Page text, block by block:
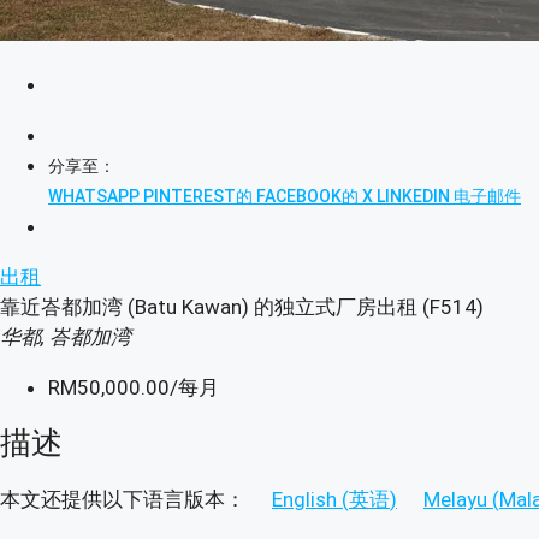
分享至：
WHATSAPP PINTEREST的 FACEBOOK的 X LINKEDIN 电子邮件
出租
靠近峇都加湾 (Batu Kawan) 的独立式厂房出租 (F514)
华都, 峇都加湾
RM50,000.00/每月
描述
本文还提供以下语言版本： English (英语) Melayu (